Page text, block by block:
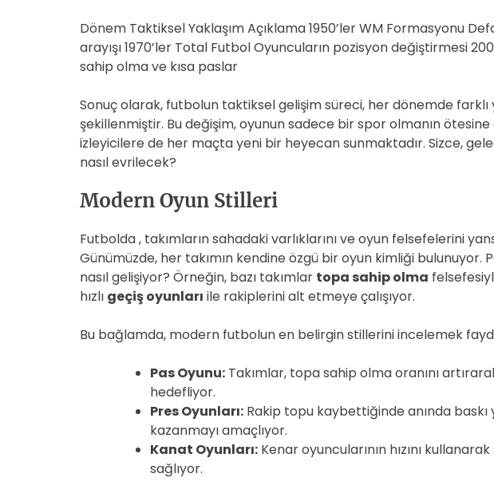
Dönem Taktiksel Yaklaşım Açıklama 1950’ler WM Formasyonu
arayışı 1970’ler Total Futbol Oyuncuların pozisyon değiştirmesi
sahip olma ve kısa paslar
Sonuç olarak, futbolun taktiksel gelişim süreci, her dönemde farklı
şekillenmiştir. Bu değişim, oyunun sadece bir spor olmanın
izleyicilere de her maçta yeni bir heyecan sunmaktadır. Sizce,
nasıl evrilecek?
Modern Oyun Stilleri
Futbolda , takımların sahadaki varlıklarını ve oyun felsefelerini
Günümüzde, her takımın kendine özgü bir oyun kimliği bulunuyor.
nasıl gelişiyor? Örneğin, bazı takımlar topa sahip olma
hızlı geçiş oyunları ile rakiplerini alt etmeye çalışıyor.
Bu bağlamda, modern futbolun en belirgin stillerini incelemek
Pas Oyunu: Takımlar, topa sahip olma oranını
hedefliyor.
Pres Oyunları: Rakip topu kaybettiğinde anında
kazanmayı amaçlıyor.
Kanat Oyunları: Kenar oyuncularının hızını
sağlıyor.